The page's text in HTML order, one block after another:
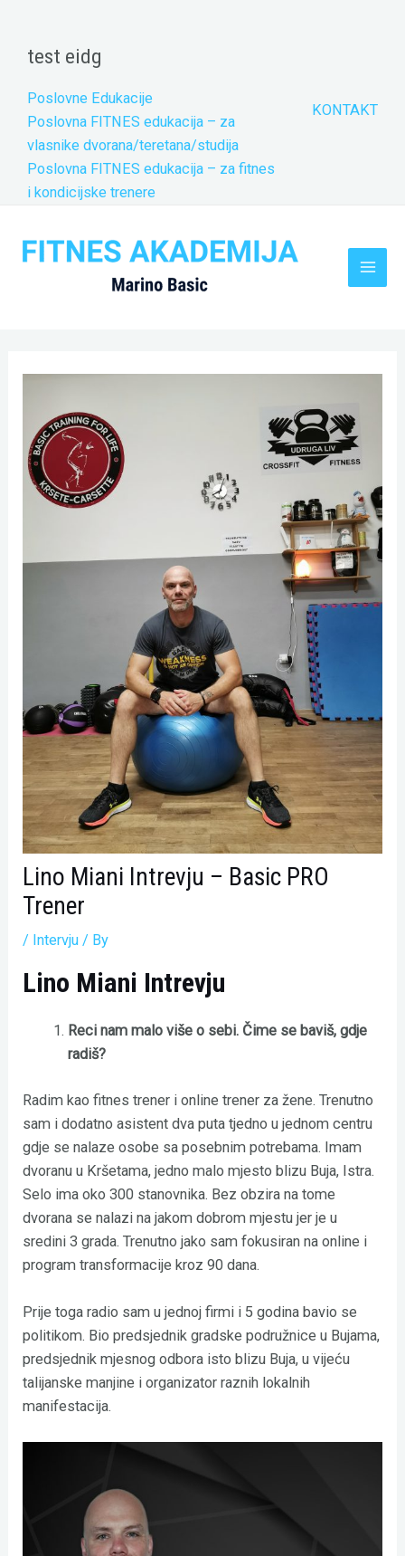
contenttest eidg
Poslovne Edukacije
Poslovna FITNES edukacija – za
vlasnike dvorana/teretana/studija
Poslovna FITNES edukacija – za fitnes
i kondicijske trenere
KONTAKT
Lino Miani Intrevju – Basic PRO
Trener
/ Intervju / By
Lino Miani Intrevju
Reci nam malo više o sebi. Čime se baviš, gdje
radiš?
Radim kao fitnes trener i online trener za žene. Trenutno
sam i dodatno asistent dva puta tjedno u jednom centru
gdje se nalaze osobe sa posebnim potrebama. Imam
dvoranu u Kršetama, jedno malo mjesto blizu Buja, Istra.
Selo ima oko 300 stanovnika. Bez obzira na tome
dvorana se nalazi na jakom dobrom mjestu jer je u
sredini 3 grada. Trenutno jako sam fokusiran na online i
program transformacije kroz 90 dana.
Prije toga radio sam u jednoj firmi i 5 godina bavio se
politikom. Bio predsjednik gradske podružnice u Bujama,
predsjednik mjesnog odbora isto blizu Buja, u vijeću
talijanske manjine i organizator raznih lokalnih
manifestacija.